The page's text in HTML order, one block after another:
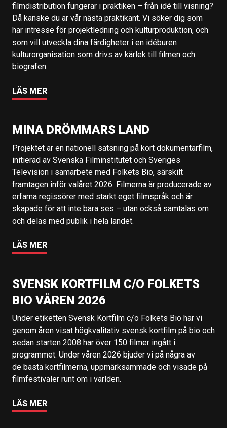
filmdistribution fungerar i praktiken – från idé till visning?
Då kanske du är vår nästa praktikant. Vi söker dig som
har intresse för projektledning och kulturproduktion, och
som vill utveckla dina färdigheter i en idéburen
kulturorganisation som drivs av kärlek till filmen och
biografen.
LÄS MER
MINA DRÖMMARS LAND
Projektet är en nationell satsning på kort dokumentärfilm,
initierad av Svenska Filminstitutet och Sveriges
Television i samarbete med Folkets Bio, särskilt
framtagen inför valåret 2026. Filmerna är producerade av
erfarna regissörer med starkt eget filmspråk och är
skapade för att inte bara ses – utan också samtalas om
och delas med publik i hela landet.
LÄS MER
SVENSK KORTFILM C/O FOLKETS
BIO VÅREN 2026
Under etiketten Svensk Kortfilm c/o Folkets Bio har vi
genom åren visat högkvalitativ svensk kortfilm på bio och
sedan starten 2008 har över 150 filmer ingått i
programmet. Under våren 2026 bjuder vi på några av
de bästa kortfilmerna, uppmärksammade och visade på
filmfestivaler runt om i världen.
LÄS MER